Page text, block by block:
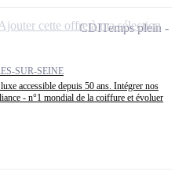
SUR-SEINE
accessible depuis 50 ans. Intégrer nos
- n°1 mondial de la coiffure et évoluer
CDITemps plein
Ajouter cette offre à ma sélection